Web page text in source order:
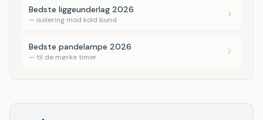
Bedste liggeunderlag 2026
— isolering mod kold bund
Bedste pandelampe 2026
— til de mørke timer